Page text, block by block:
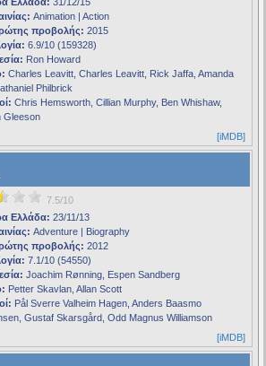
Animation | Action
προβολής: 2015
6.9/10 (159328)
Ron Howard
Charles Leavitt, Charles Leavitt, Rick Jaffa, Amanda
Philbrick
Chris Hemsworth, Cillian Murphy, Ben Whishaw,
Gleeson
[iMDB]
7.5/10
Ελλάδα: 23/11/13
Adventure | Biography
προβολής: 2012
7.1/10 (54550)
Joachim Rønning, Espen Sandberg
Petter Skavlan, Allan Scott
Pål Sverre Valheim Hagen, Anders Baasmo
Gustaf Skarsgård, Odd Magnus Williamson
[iMDB]